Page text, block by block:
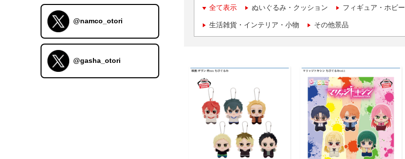
全て表示 ぬいぐるみ・クッション フィギュア・ホビー
生活雑貨・インテリア・小物 その他景品
@namco_otori
@gasha_otori